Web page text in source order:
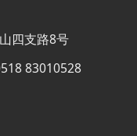
四支路8号
83010528